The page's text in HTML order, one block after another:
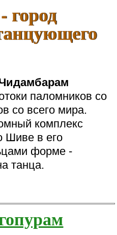
город
паломников со
со всего мира.
комплекс
Шиве в его
форме -
танца.